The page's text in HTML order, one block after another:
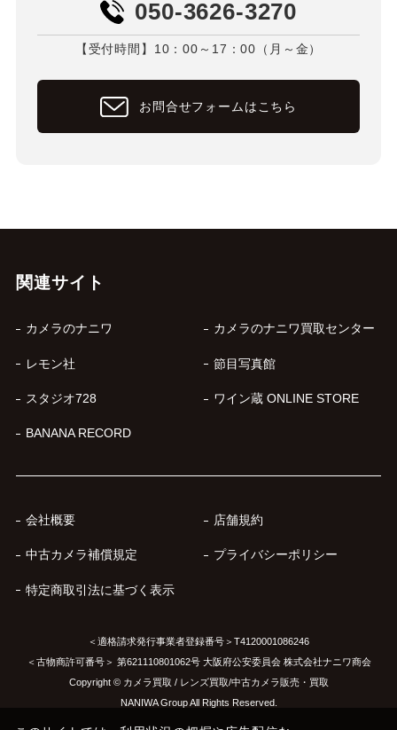
050-3626-3270
【受付時間】10：00～17：00（月～金）
お問合せフォームはこちら
関連サイト
カメラのナニワ カメラのナニワ買取センター
レモン社 節目写真館
スタジオ728 ワイン蔵 ONLINE STORE
BANANA RECORD
会社概要 店舗規約
中古カメラ補償規定 プライバシーポリシー
特定商取引法に基づく表示
＜適格請求発行事業者登録番号＞T4120001086246
＜古物商許可番号＞ 第621110801062号 大阪府公安委員会 株式会社ナニワ商会
Copyright © カメラ買取 / レンズ買取/中古カメラ販売・買取
NANIWA Group All Rights Reserved.